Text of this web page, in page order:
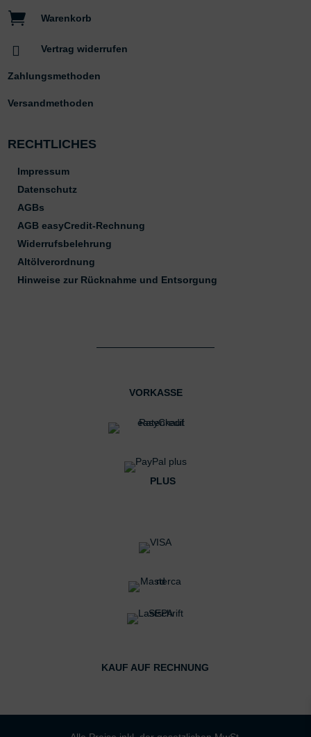
 Warenkorb
 Vertrag widerrufen
Zahlungsmethoden
Versandmethoden
RECHTLICHES
Impressum
Datenschutz
AGBs
AGB easyCredit-Rechnung
Widerrufsbelehrung
Altölverordnung
Hinweise zur Rücknahme und Entsorgung
VORKASSE
PLUS
KAUF AUF RECHNUNG